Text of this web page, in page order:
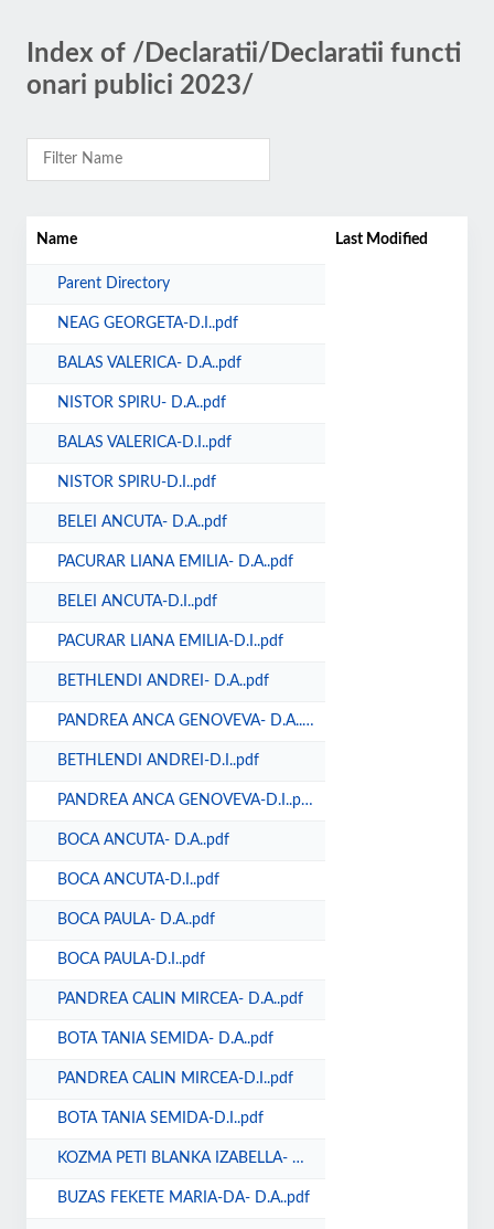
Index of /Declaratii/Declaratii functi
onari publici 2023/
Name Last Modified
Parent Directory
NEAG GEORGETA-D.I..pdf
BALAS VALERICA- D.A..pdf
NISTOR SPIRU- D.A..pdf
BALAS VALERICA-D.I..pdf
NISTOR SPIRU-D.I..pdf
BELEI ANCUTA- D.A..pdf
PACURAR LIANA EMILIA- D.A..pdf
BELEI ANCUTA-D.I..pdf
PACURAR LIANA EMILIA-D.I..pdf
BETHLENDI ANDREI- D.A..pdf
PANDREA ANCA GENOVEVA- D.A..pdf
BETHLENDI ANDREI-D.I..pdf
PANDREA ANCA GENOVEVA-D.I..pdf
BOCA ANCUTA- D.A..pdf
BOCA ANCUTA-D.I..pdf
BOCA PAULA- D.A..pdf
BOCA PAULA-D.I..pdf
PANDREA CALIN MIRCEA- D.A..pdf
BOTA TANIA SEMIDA- D.A..pdf
PANDREA CALIN MIRCEA-D.I..pdf
BOTA TANIA SEMIDA-D.I..pdf
KOZMA PETI BLANKA IZABELLA- D.A..pdf
BUZAS FEKETE MARIA-DA- D.A..pdf